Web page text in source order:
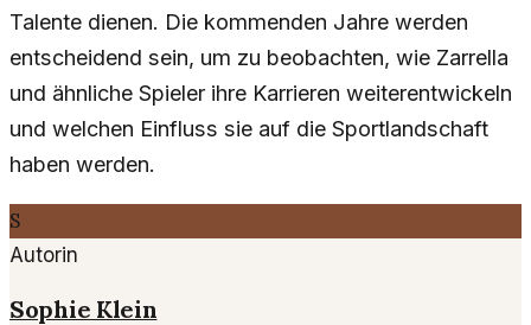
Talente dienen. Die kommenden Jahre werden
entscheidend sein, um zu beobachten, wie Zarrella
und ähnliche Spieler ihre Karrieren weiterentwickeln
und welchen Einfluss sie auf die Sportlandschaft
haben werden.
S
Autorin
Sophie Klein